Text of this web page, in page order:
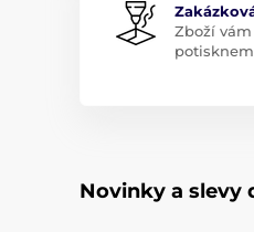
Zboží
Novinky a slevy